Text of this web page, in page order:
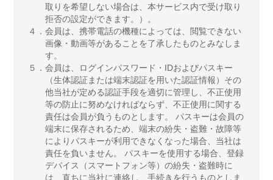
取りを希望しない場合は、本サービス内で受け取り
拒否の設定ができます。）。
４．会員は、携帯電話の機種によっては、閲覧できない
画像・動画等があることを了承したものとみなしま
す。
５．会員は、ログインパスワード・IDおよびパスキー
（生体認証または端末認証を用いた認証情報）その
他当社が定める認証手段を適切に管理し、不正使用
等の防止に努めなければならず、不正使用に関する
責任は会員が負うものとします。 パスキーは会員の
端末に保存されるため、端末の紛失・盗難・故障等
によりパスキーが利用できなくなった場合、当社は
責任を負いません。 パスキーを使用する場合、登録
デバイス（スマートフォン等）の紛失・盗難時に
は、直ちに当社に連絡し、手続きを行うものとしま